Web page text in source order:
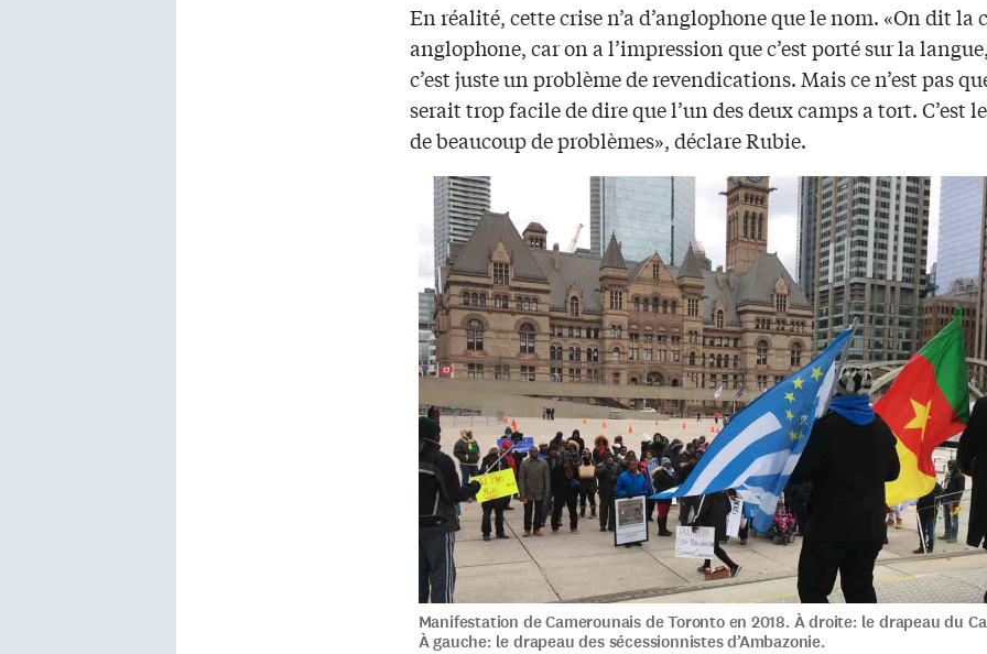
En réalité, cette crise n’a d’anglophone que le nom. «On dit la
anglophone, car on a l’impression que c’est porté sur la
c’est juste un problème de revendications. Mais ce n’est pas
serait trop facile de dire que l’un des deux camps a tort. C’est
de beaucoup de problèmes», déclare Rubie.
Manifestation de Camerounais de Toronto en 2018. À droite: le drapeau du
À gauche: le drapeau des sécessionnistes d’Ambazonie.